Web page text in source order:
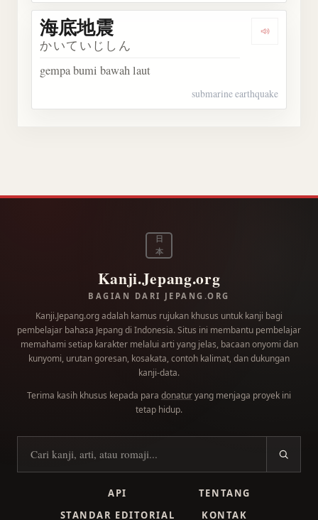
海底地震
かいていじしん
gempa bumi bawah laut
submarine earthquake
日
本
Kanji.Jepang.org
BAGIAN DARI JEPANG.ORG
Kanji.Jepang.org adalah kamus rujukan khusus untuk kanji bagi
pembelajar bahasa Jepang di Indonesia. Situs ini membantu pembelajar
memahami setiap karakter melalui arti yang jelas, bacaan onyomi dan
kunyomi, urutan goresan, kosakata, contoh kalimat, dan dukungan
kanji-data.
Terima kasih khusus kepada para donaturyang menjaga proyek ini
tetap hidup.
Cari kanji
API
TENTANG
STANDAR EDITORIAL
KONTAK